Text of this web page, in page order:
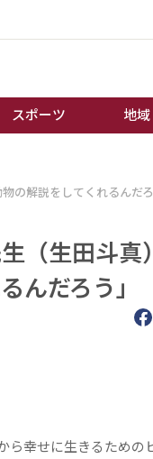
スポーツ 地域
競輪
ボートレース
の解説をしてくれるんだろ
（生田斗真
んだろう」
幸せに生きるための